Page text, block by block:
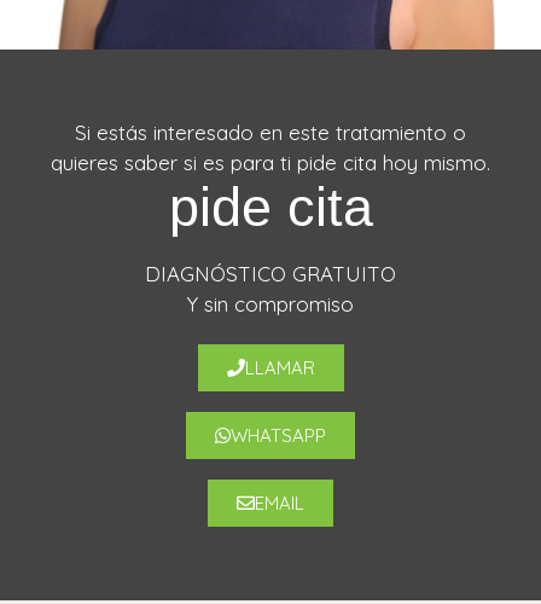
Si estás interesado en este tratamiento o
quieres saber si es para ti pide cita hoy mismo.
pide cita
DIAGNÓSTICO GRATUITO
Y sin compromiso
LLAMAR
WHATSAPP
EMAIL